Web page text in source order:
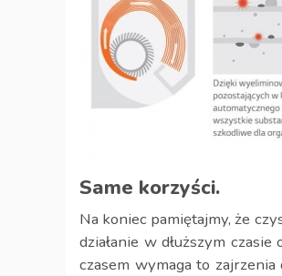
Same korzyści.
Na koniec pamiętajmy, że
działanie w dłuższym
czasem wymaga to